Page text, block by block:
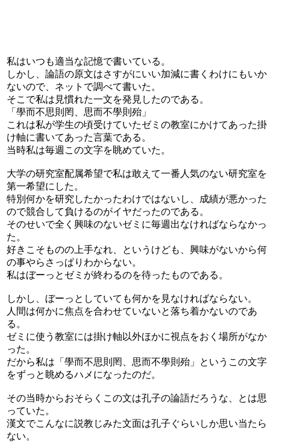
私はいつも適当な記憶で書いている。
しかし、論語の原文はさすがにいい加減に書くわけにもいか
ないので、ネットで調べて書いた。
そこで私は見慣れた一文を発見したのである。
「學而不思則罔、思而不學則殆」
これは私が学生の頃受けていたゼミの教室にかけてあった掛
け軸に書いてあった言葉である。
当時私は毎週この文字を眺めていた。
大学の研究室配属希望で私は敢えて一番人気のない研究室を
第一希望にした。
特別何かを研究したかったわけではないし、成績が悪かった
ので競合して負けるのがイヤだったのである。
そのせいで全く興味のないゼミに毎週出なければならなかっ
た。
好きこそものの上手なれ、というけども、興味がないから何
の事やらさっぱりわからない。
私はぼーっとゼミが終わるのを待ったものである。
しかし、ぼーっとしていても何かを見なければならない。
人間は何かに焦点を合わせていないと落ち着かないのであ
る。
ゼミに使う教室には掛け軸以外ほかに視点をおく場所がなか
った。
だから私は「學而不思則罔、思而不學則殆」というこの文字
をずっと眺めるハメになったのだ。
その当時からおそらくこの文は孔子の論語だろうな、とは思
っていた。
漢文でこんなに説教じみた文面は孔子ぐらいしか思い当たら
ない。